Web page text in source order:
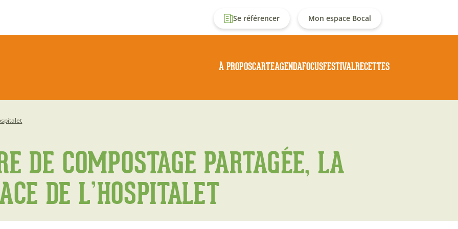
Menu
du
l'utilisateur
Se référencer Mon espace Bocal
Navigation
principale
À PROPOSCARTEAGENDAFOCUSFESTIVALRECETTES
DE COMPOSTAGE PARTAGÉE, LA
DE L’HOSPITALET